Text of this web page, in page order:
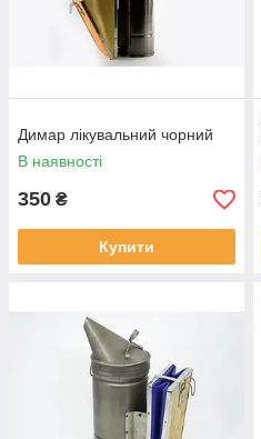
Димар лікувальний чорний
В наявності
350 ₴
Купити